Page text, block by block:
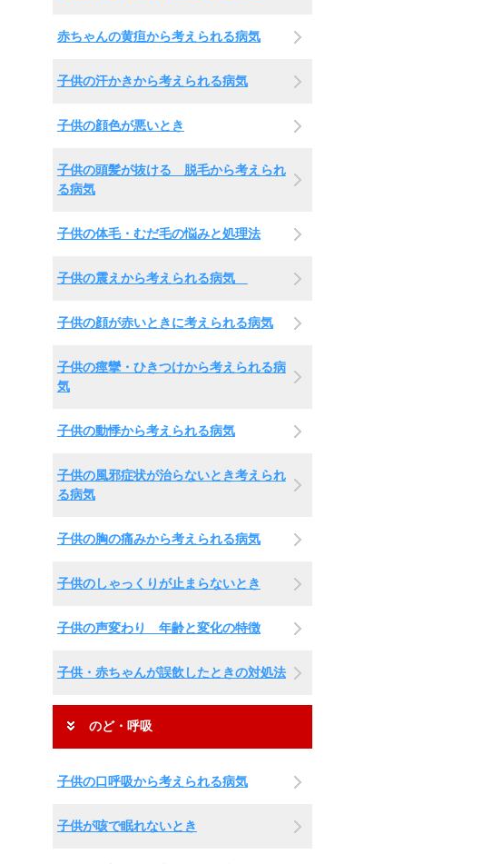
赤ちゃんの黄疸から考えられる病気
子供の汗かきから考えられる病気
子供の顔色が悪いとき
子供の頭髪が抜ける 脱毛から考えられ
る病気
子供の体毛・むだ毛の悩みと処理法
子供の震えから考えられる病気
子供の顔が赤いときに考えられる病気
子供の痙攣・ひきつけから考えられる病
気
子供の動悸から考えられる病気
子供の風邪症状が治らないとき考えられ
る病気
子供の胸の痛みから考えられる病気
子供のしゃっくりが止まらないとき
子供の声変わり 年齢と変化の特徴
子供・赤ちゃんが誤飲したときの対処法
のど・呼吸
子供の口呼吸から考えられる病気
子供が咳で眠れないとき